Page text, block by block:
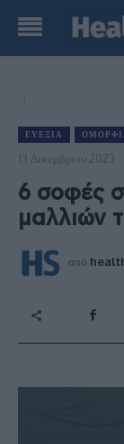
ΕΥΕΞΊΑ
13 Δεκεμβρίου 2023
6 σοφές
μαλλιών
από